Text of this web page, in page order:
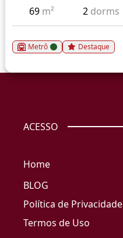
69 m² 2 dorms
Metrô Destaque
ACESSO
Home
BLOG
Política de Privacidade
Termos de Uso